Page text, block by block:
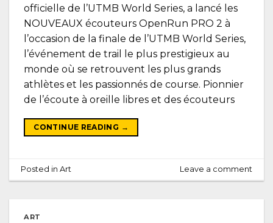
officielle de l’UTMB World Series, a lancé les
NOUVEAUX écouteurs OpenRun PRO 2 à
l’occasion de la finale de l’UTMB World Series,
l’événement de trail le plus prestigieux au
monde où se retrouvent les plus grands
athlètes et les passionnés de course. Pionnier
de l’écoute à oreille libres et des écouteurs
CONTINUE READING →
Posted inArt Leave a comment
ART